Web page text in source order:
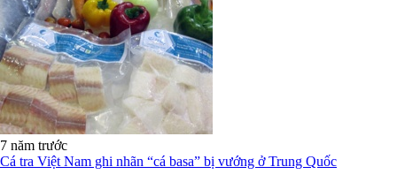
7 năm trước
Cá tra Việt Nam ghi nhãn “cá basa” bị vướng ở Trung Quốc